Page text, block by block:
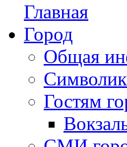
Главная
Город
Общая
Гостям